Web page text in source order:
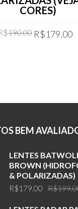
CORES)
190.00 Original
R$179.00
BEM
LENTES
BROWN
& POLARIZADAS)
R$
R$179.00